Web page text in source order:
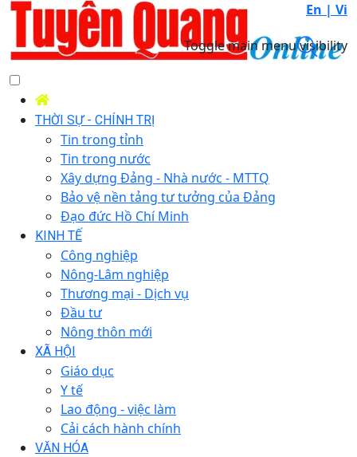
En | Vi
Toggle main menu visibility
THỜI SỰ - CHÍNH TRỊ
Tin trong tỉnh
Tin trong nước
Xây dựng Đảng - Nhà nước - MTTQ
Bảo vệ nền tảng tư tưởng của Đảng
Đạo đức Hồ Chí Minh
KINH TẾ
Công nghiệp
Nông-Lâm nghiệp
Thương mại - Dịch vụ
Đầu tư
Nông thôn mới
XÃ HỘI
Giáo dục
Y tế
Lao động - việc làm
Cải cách hành chính
VĂN HÓA